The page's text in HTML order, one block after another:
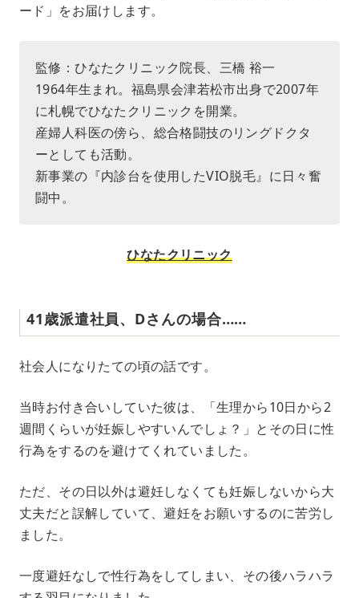
ード」をお届けします。
監修：ひなたクリニック院長、三橋 裕一
1964年生まれ。福島県会津若松市出身で2007年
に札幌でひなたクリニックを開業。
産婦人科医の傍ら、総合格闘技のリングドクタ
ーとしても活動。
新事業の『内診台を使用したVIO脱毛』に日々奮
闘中。
ひなたクリニック
41歳派遣社員、Dさんの場合……
社会人になりたての頃の話です。
当時お付き合いしていた彼は、「生理から10日から2
週間くらいが妊娠しやすいんでしょ？」とその日に性
行為をするのを避けてくれていました。
ただ、その日以外は避妊しなくても妊娠しないから大
丈夫だと誤解していて、避妊をお願いするのに苦労し
ました。
一度避妊なしで性行為をしてしまい、その後ハラハラ